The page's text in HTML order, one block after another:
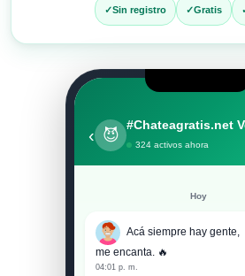
Sin registro Gratis
‹ 😈
#Chateagratis.net
324 activos ahora
Hoy
Acá siempre hay gente,
me encanta. 🔥
04:01 p. m.